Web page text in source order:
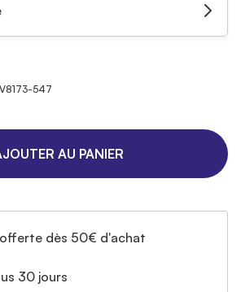
547
AU PANIER
dès 50€ d'achat
30 jours